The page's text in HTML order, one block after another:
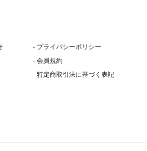
- プライバシーポリシー
- 会員規約
- 特定商取引法に基づく表記